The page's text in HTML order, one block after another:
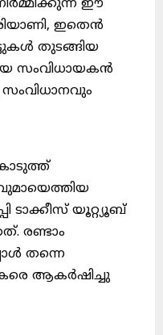
ഈ
ഇതെൻ
തുടങ്ങിയ
സംവിധായകൻ
ടാക്കീസ് യൂറ്റ്യൂബ്
രണ്ടാം
തന്നെ
ആകർഷിച്ചു